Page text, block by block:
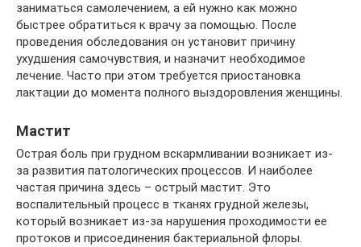
заниматься самолечением, а ей нужно как можно
быстрее обратиться к врачу за помощью. После
проведения обследования он установит причину
ухудшения самочувствия, и назначит необходимое
лечение. Часто при этом требуется приостановка
лактации до момента полного выздоровления женщины.
Мастит
Острая боль при грудном вскармливании возникает из-
за развития патологических процессов. И наиболее
частая причина здесь – острый мастит. Это
воспалительный процесс в тканях грудной железы,
который возникает из-за нарушения проходимости ее
протоков и присоединения бактериальной флоры.